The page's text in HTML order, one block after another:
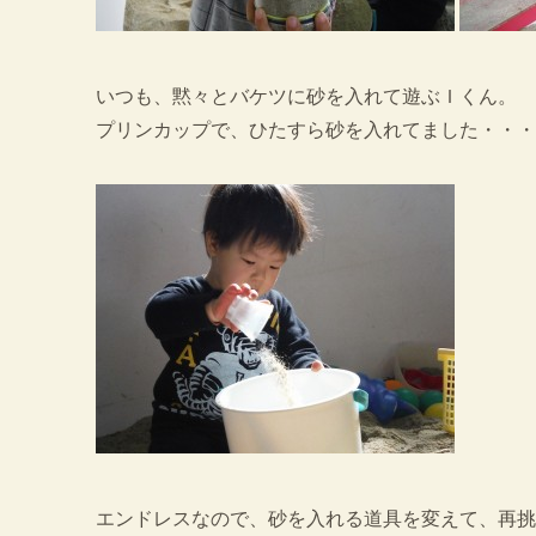
いつも、黙々とバケツに砂を入れて遊ぶＩくん。
プリンカップで、ひたすら砂を入れてました・・・
エンドレスなので、砂を入れる道具を変えて、再